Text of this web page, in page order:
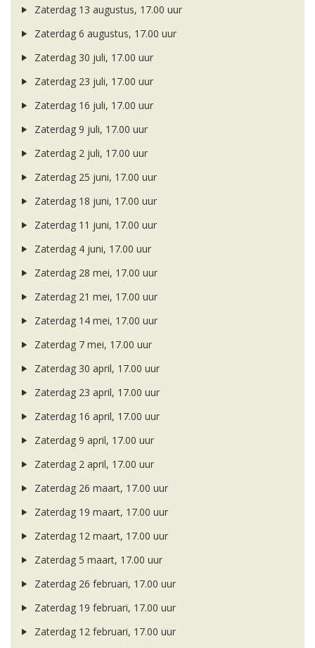
Zaterdag 13 augustus, 17.00 uur
Zaterdag 6 augustus, 17.00 uur
Zaterdag 30 juli, 17.00 uur
Zaterdag 23 juli, 17.00 uur
Zaterdag 16 juli, 17.00 uur
Zaterdag 9 juli, 17.00 uur
Zaterdag 2 juli, 17.00 uur
Zaterdag 25 juni, 17.00 uur
Zaterdag 18 juni, 17.00 uur
Zaterdag 11 juni, 17.00 uur
Zaterdag 4 juni, 17.00 uur
Zaterdag 28 mei, 17.00 uur
Zaterdag 21 mei, 17.00 uur
Zaterdag 14 mei, 17.00 uur
Zaterdag 7 mei, 17.00 uur
Zaterdag 30 april, 17.00 uur
Zaterdag 23 april, 17.00 uur
Zaterdag 16 april, 17.00 uur
Zaterdag 9 april, 17.00 uur
Zaterdag 2 april, 17.00 uur
Zaterdag 26 maart, 17.00 uur
Zaterdag 19 maart, 17.00 uur
Zaterdag 12 maart, 17.00 uur
Zaterdag 5 maart, 17.00 uur
Zaterdag 26 februari, 17.00 uur
Zaterdag 19 februari, 17.00 uur
Zaterdag 12 februari, 17.00 uur